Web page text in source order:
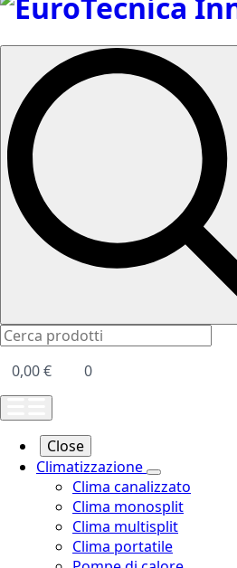
0,00€ 0
Close
Climatizzazione
Clima canalizzato
Clima monosplit
Clima multisplit
Clima portatile